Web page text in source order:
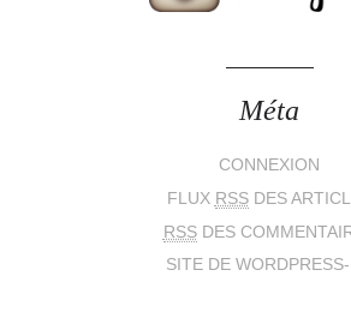
Méta
CONNEXION
FLUX RSSDES
RSSDES
SITE DE